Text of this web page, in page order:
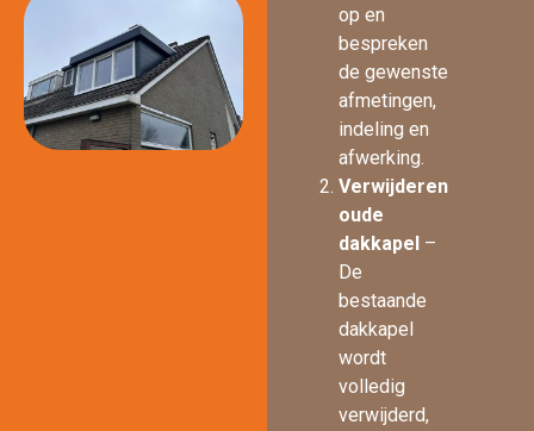
op en
bespreken
de gewenste
afmetingen,
indeling en
afwerking.
Verwijderen
oude
dakkapel –
De
bestaande
dakkapel
wordt
volledig
verwijderd,